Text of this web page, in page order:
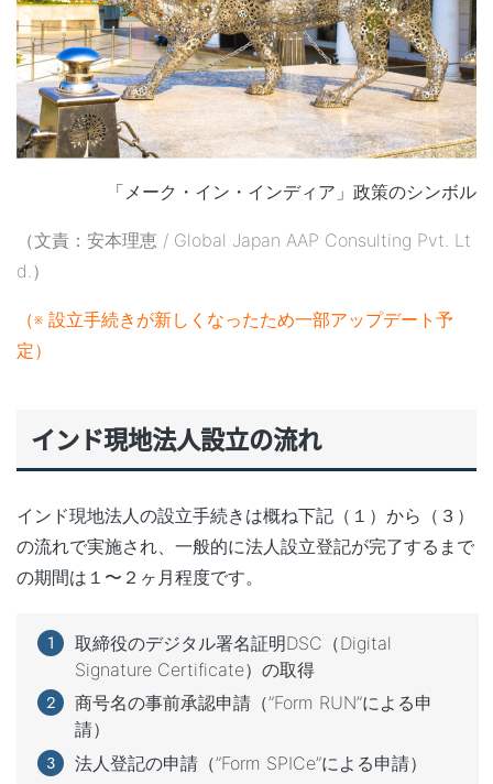
「メーク・イン・インディア」政策のシンボル
（文責：安本理恵 / Global Japan AAP Consulting Pvt. Lt
d.）
（※ 設立手続きが新しくなったため一部アップデート予
定）
インド現地法人設立の流れ
インド現地法人の設立手続きは概ね下記（１）から（３）
の流れで実施され、一般的に法人設立登記が完了するまで
の期間は１〜２ヶ月程度です。
取締役のデジタル署名証明DSC（Digital
Signature Certificate）の取得
商号名の事前承認申請（”Form RUN”による申
請）
法人登記の申請（”Form SPICe”による申請）